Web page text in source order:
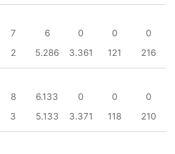
7 6 0 0
0
2 5.286 3.361 121 216
8 6.133 0 0
0
3 5.133 3.371 118 210